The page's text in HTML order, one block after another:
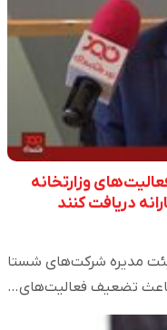
وزارتخانه
دریافت کنند
مدیره‌ شرکت‌های شستا
تضعیف فعالیت‌های…